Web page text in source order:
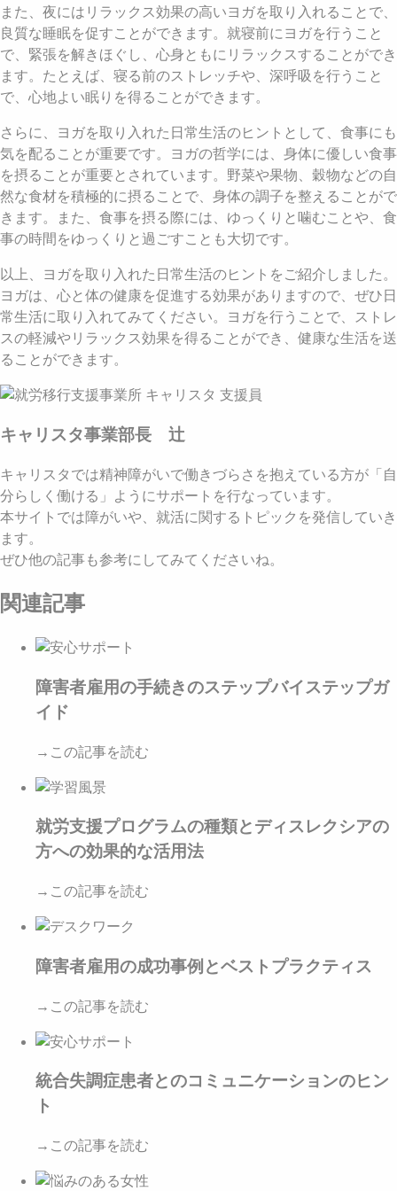
また、夜にはリラックス効果の高いヨガを取り入れることで、
良質な睡眠を促すことができます。就寝前にヨガを行うこと
で、緊張を解きほぐし、心身ともにリラックスすることができ
ます。たとえば、寝る前のストレッチや、深呼吸を行うこと
で、心地よい眠りを得ることができます。
さらに、ヨガを取り入れた日常生活のヒントとして、食事にも
気を配ることが重要です。ヨガの哲学には、身体に優しい食事
を摂ることが重要とされています。野菜や果物、穀物などの自
然な食材を積極的に摂ることで、身体の調子を整えることがで
きます。また、食事を摂る際には、ゆっくりと噛むことや、食
事の時間をゆっくりと過ごすことも大切です。
以上、ヨガを取り入れた日常生活のヒントをご紹介しました。
ヨガは、心と体の健康を促進する効果がありますので、ぜひ日
常生活に取り入れてみてください。ヨガを行うことで、ストレ
スの軽減やリラックス効果を得ることができ、健康な生活を送
ることができます。
キャリスタ事業部長 辻
キャリスタでは精神障がいで働きづらさを抱えている方が「自
分らしく働ける」ようにサポートを行なっています。
本サイトでは障がいや、就活に関するトピックを発信していき
ます。
ぜひ他の記事も参考にしてみてくださいね。
関連記事
障害者雇用の手続きのステップバイステップガ
イド
→この記事を読む
就労支援プログラムの種類とディスレクシアの
方への効果的な活用法
→この記事を読む
障害者雇用の成功事例とベストプラクティス
→この記事を読む
統合失調症患者とのコミュニケーションのヒン
ト
→この記事を読む